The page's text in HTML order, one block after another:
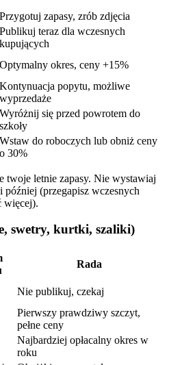
Przygotuj zapasy, zrób zdjęcia
Publikuj teraz dla wczesnych
kupujących
Optymalny okres, ceny +15%
Kontynuacja popytu, możliwe
wyprzedaże
Wyróżnij się przed powrotem do
szkoły
Wstaw do roboczych lub obniż ceny
o 30%
twoje letnie zapasy. Nie wystawiaj
później (przegapisz wczesnych
więcej).
swetry, kurtki, szaliki)
Rada
Nie publikuj, czekaj
Pierwszy prawdziwy szczyt,
pełne ceny
Najbardziej opłacalny okres w
roku